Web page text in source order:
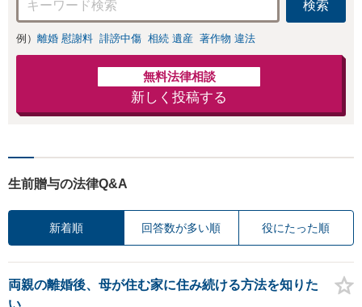
検索
例） 離婚 慰謝料 誹謗中傷 相続 遺産 著作物 違法
無料法律相談
新しく投稿する
生前贈与の法律Q&A
新着順 回答数が多い順 役にたった順
両親の離婚後、母が住む家に住み続ける方法を知りた
い